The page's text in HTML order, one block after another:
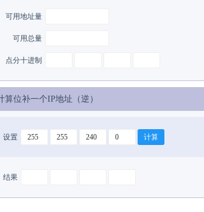
可用地址量
可用总量
点分十进制
算位补一个IP地址（逆）
设置
结果